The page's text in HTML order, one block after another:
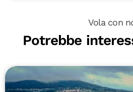
Vola con
Potrebbe